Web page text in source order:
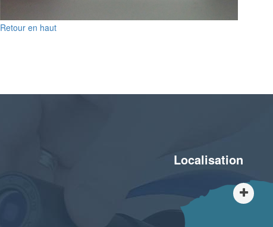
Retour en haut
Localisation